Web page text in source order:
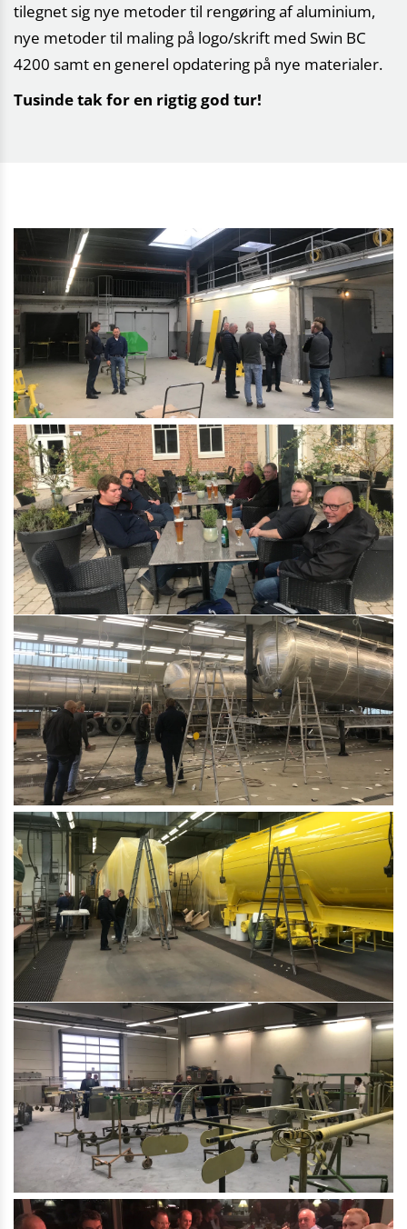
tilegnet sig nye metoder til rengøring af aluminium,
nye metoder til maling på logo/skrift med Swin BC
4200 samt en generel opdatering på nye materialer.
Tusinde tak for en rigtig god tur!